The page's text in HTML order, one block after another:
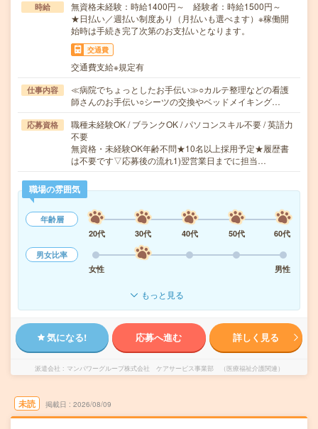
時給
無資格未経験：時給1400円～ 経験者：時給1500円～
★日払い／週払い制度あり（月払いも選べます）※稼働開
始時は手続き完了次第のお支払いとなります。
交通費
交通費支給※規定有
仕事内容
≪病院でちょっとしたお手伝い≫○カルテ整理などの看護
師さんのお手伝い○シーツの交換やベッドメイキング…
応募資格
職種未経験OK / ブランクOK / パソコンスキル不要 / 英語力
不要
無資格・未経験OK年齢不問★10名以上採用予定★履歴書
は不要です▽応募後の流れ1)翌営業日までに担当…
職場の雰囲気
年齢層
20代
30代 40代 50代
60代
男女比率
女性
男性
もっと見る
気になる! 応募へ進む 詳しく見る
派遣会社 マンパワーグループ株式会社 ケアサービス事業部 （医療福祉介護関連）
未読 掲載日 2026/08/09